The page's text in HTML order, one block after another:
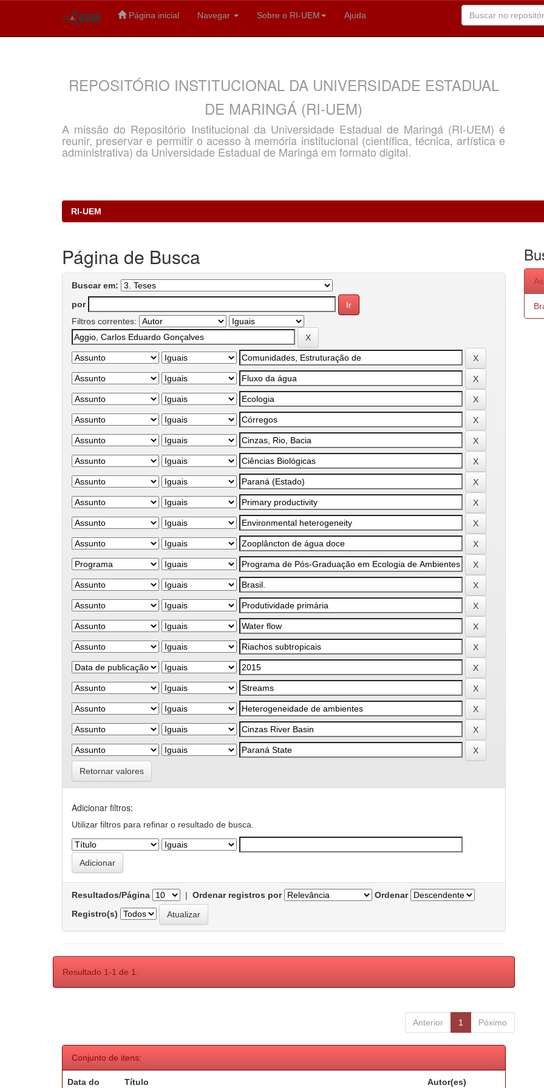
Página inicial Navegar Sobre o RI-UEM Ajuda
REPOSITÓRIO INSTITUCIONAL DA UNIVERSIDADE ESTADUAL
DE MARINGÁ (RI-UEM)
A missão do Repositório Institucional da Universidade Estadual de Maringá (RI-UEM) é
reunir, preservar e permitir o acesso à memória institucional (científica, técnica, artística e
administrativa) da Universidade Estadual de Maringá em formato digital.
RI-UEM
Página de Busca
Buscar em:
por
Filtros correntes:
Retornar valores
Adicionar filtros:
Utilizar filtros para refinar o resultado de busca.
Resultados/Página | Ordenar registros por
Ordenar
Registro(s)
Resultado 1-1 de 1.
Anterior 1 Póximo
Conjunto de itens:
Data do Título Autor(es)